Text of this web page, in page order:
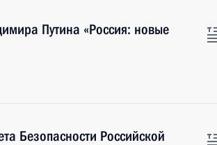
Путина «Россия: новые
Безопасности Российской